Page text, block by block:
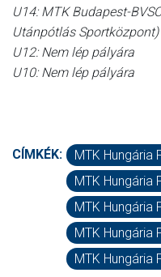
U14: MTK Budapest-
Utánpótlás Sportközpont)
U12: Nem lép pályára
U10: Nem lép pályára
CÍMKÉK: MTK Hungária
MTK Hungária
MTK Hungária
MTK Hungária
MTK Hungária